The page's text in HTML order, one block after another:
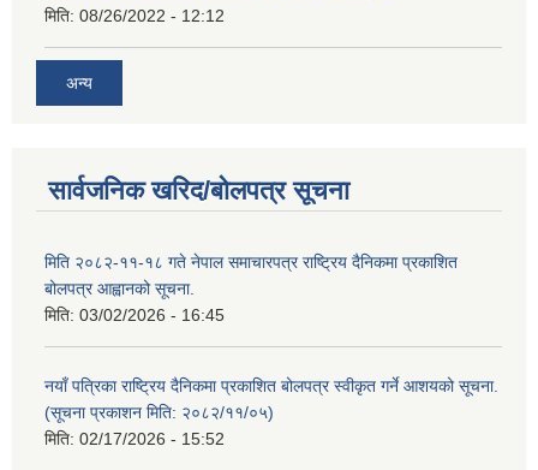
मिति: 08/26/2022 - 12:12
अन्य
सार्वजनिक खरिद/बोलपत्र सूचना
मिति २०८२-११-१८ गते नेपाल समाचारपत्र राष्ट्रिय दैनिकमा प्रकाशित
बोलपत्र आह्वानको सूचना.
मिति: 03/02/2026 - 16:45
नयाँ पत्रिका राष्ट्रिय दैनिकमा प्रकाशित बोलपत्र स्वीकृत गर्ने आशयको सूचना.
(सूचना प्रकाशन मिति: २०८२/११/०५)
मिति: 02/17/2026 - 15:52